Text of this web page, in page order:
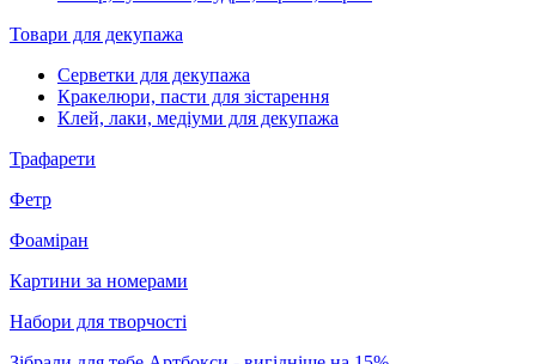
Товари для декупажа
Серветки для декупажа
Кракелюри, пасти для зістарення
Клей, лаки, медіуми для декупажа
Трафарети
Фетр
Фоаміран
Картини за номерами
Набори для творчості